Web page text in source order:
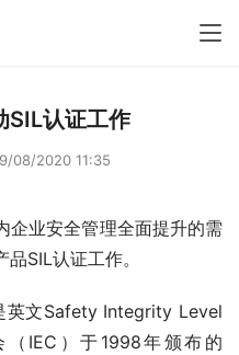
SIL认证工作​
08/2020 11:35
业安全管理全面提升的需
SIL认证工作。
文Safety Integrity Level
IEC）于1998年颁布的